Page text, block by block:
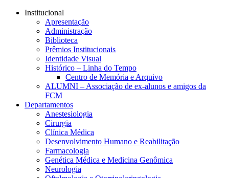
Conteúdo principal
Institucional
Apresentação
Administração
Biblioteca
Prêmios Institucionais
Identidade Visual
Histórico – Linha do Tempo
Centro de Memória e Arquivo
ALUMNI – Associação de ex-alunos e amigos da
FCM
Departamentos
Anestesiologia
Cirurgia
Clínica Médica
Desenvolvimento Humano e Reabilitação
Farmacologia
Genética Médica e Medicina Genômica
Neurologia